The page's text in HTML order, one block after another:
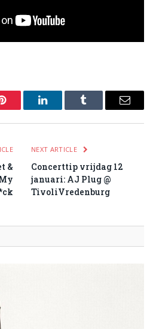
Pinterest LinkedInTumblr Email
&
NEXT ARTICLE
Concerttip vrijdag 12
januari: AJ Plug @
TivoliVredenburg